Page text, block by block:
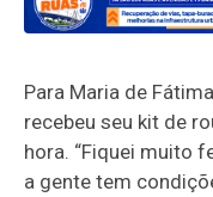
Para Maria de
recebeu seu kit de
hora. “Fiquei muito
a gente tem